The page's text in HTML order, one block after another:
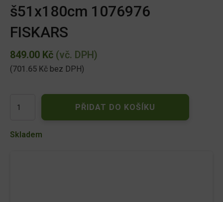
š51x180cm 1076976
FISKARS
849.00 Kč (vč. DPH)
(701.65 Kč bez DPH)
ERGONOMIC
PŘIDAT DO KOŠÍKU
Skladem